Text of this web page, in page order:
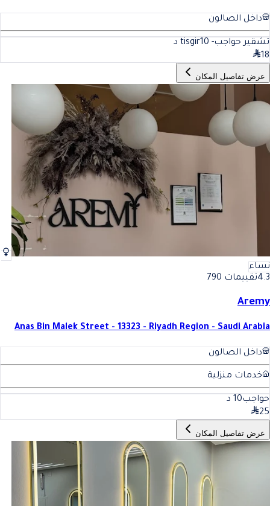
داخل الصالون
تشقير حواجب- tisgir 10
د
18
عرض تفاصيل المكان
نساء
4.3تقييمات 790
Aremy
Anas Bin Malek Street - 13323 - Riyadh Region - Saudi Arabia
داخل الصالون
خدمات منزلية
حواجب10 د
25
عرض تفاصيل المكان